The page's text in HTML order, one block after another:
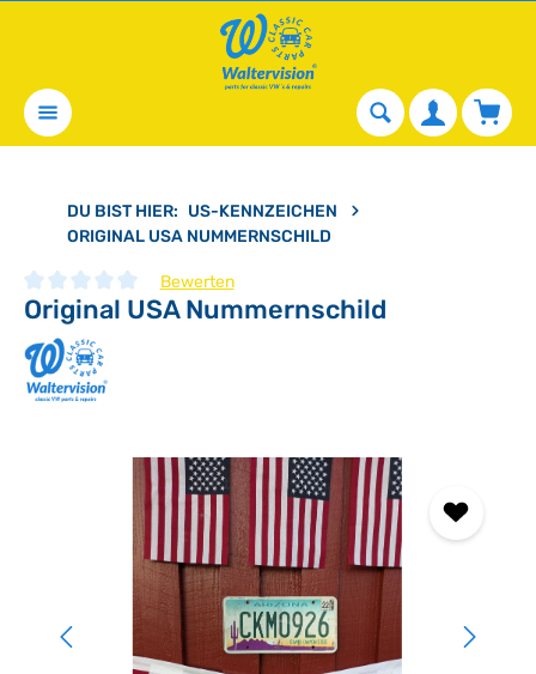
DU BIST HIER: US-KENNZEICHEN
ORIGINAL USA NUMMERNSCHILD
Durchschnittliche Bewertung von 0 von 5 Sternen
Bewerten
Original USA Nummernschild
Bildergalerie überspringen